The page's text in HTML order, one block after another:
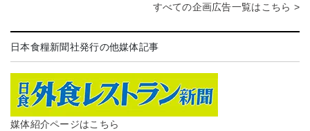
すべての企画広告一覧はこちら >
日本食糧新聞社発行の他媒体記事
媒体紹介ページはこちら